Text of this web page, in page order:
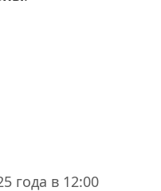
года в 12:00